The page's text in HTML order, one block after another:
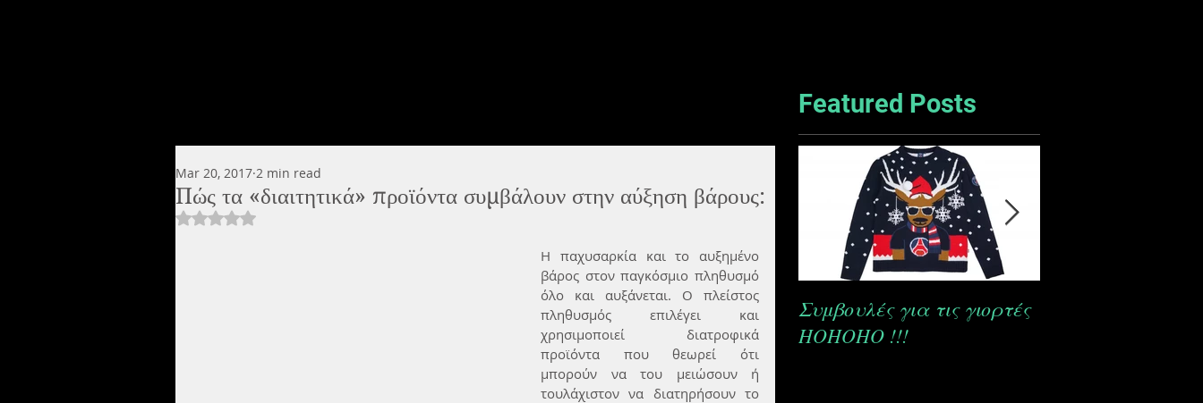
Πώς τα «διαιτητικά» προϊόντα συμβάλουν στην αύξηση βάρους:
Mar 20, 2017 2 min read
Rated NaN out of 5 stars.
Η παχυσαρκία και το αυξημένο
βάρος στον παγκόσμιο πληθυσμό
όλο και αυξάνεται. Ο πλείστος
πληθυσμός επιλέγει και
χρησιμοποιεί διατροφικά
προϊόντα που θεωρεί ότι
μπορούν να του μειώσουν ή
τουλάχιστον να διατηρήσουν το
Featured Posts
Συμβουλές για τις γιορτές
HOHOHO !!!